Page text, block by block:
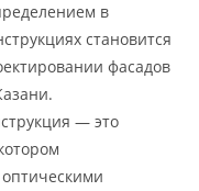
в
становится
фасадов
— это